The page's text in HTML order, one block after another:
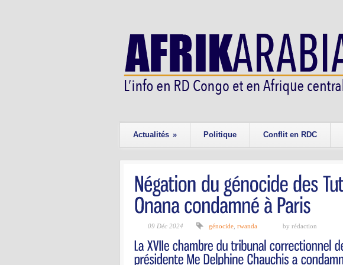
Actualités » Politique Conflit en RDC
09 Déc 2024 génocide rwanda by rédaction